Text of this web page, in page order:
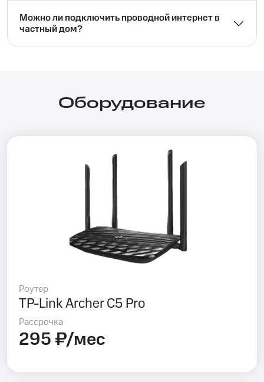
Можно ли подключить проводной интернет в
частный дом?⁣⁣
Оборудование
Роутер
TP-Link Archer C5 Pro
Рассрочка
295 ₽/мес